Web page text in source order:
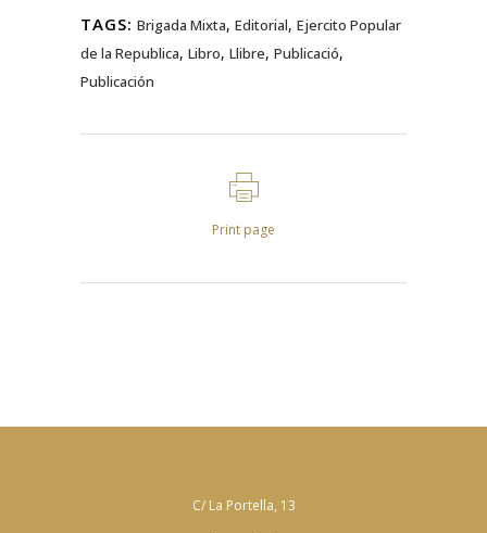
TAGS: Brigada Mixta, Editorial, Ejercito Popular
de la Republica, Libro, Llibre, Publicació,
Publicación
Print page
C/ La Portella, 13